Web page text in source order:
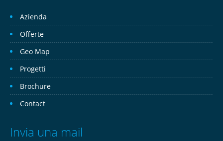
Azienda
Offerte
Geo Map
Progetti
Brochure
Contact
Invia una mail